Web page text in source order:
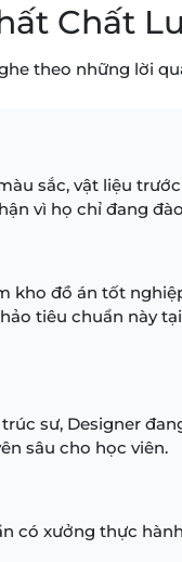
Chất
theo những lời
sắc, vật liệu
vì họ chỉ đang
kho đồ án tốt
tiêu chuẩn này
sư, Designer
sâu cho học viên.
có xưởng thực